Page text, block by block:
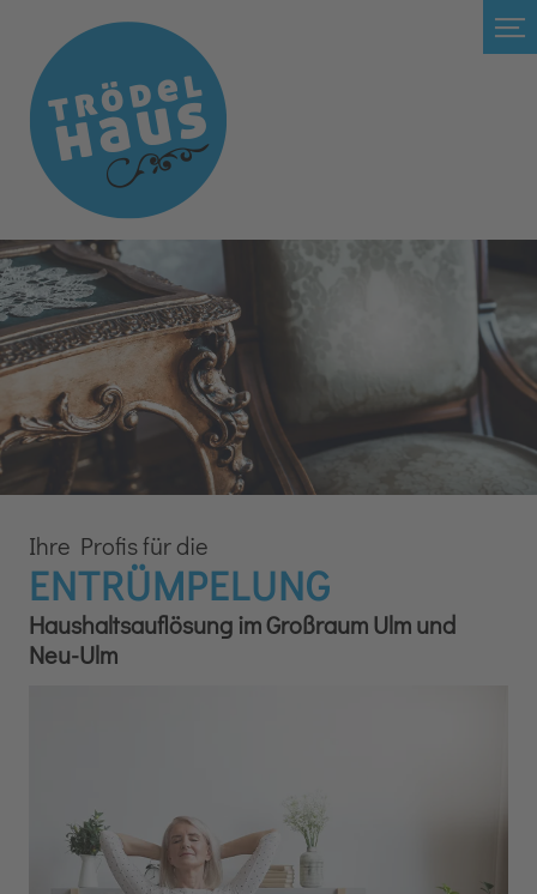
Ihre Profis für die
ENTRÜMPELUNG
Haushaltsauflösung im Großraum Ulm und
Neu-Ulm